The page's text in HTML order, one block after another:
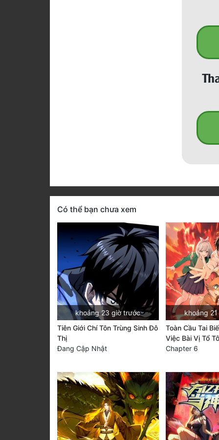
Có thể bạn chưa xem
khoảng 23 giờ trước
Tiên Giới Chí Tôn Trùng Sinh Đô
Thị
Đang Cập Nhật
khoảng
Toàn Cầu Tai
Việc Bài Vị Tổ
Chapter 6